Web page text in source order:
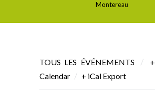
Montereau
TOUS LES ÉVÉNEMENTS /
Calendar / + iCal Export